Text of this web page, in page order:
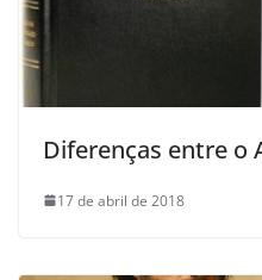
Diferenças entre o
17 de abril de 2018